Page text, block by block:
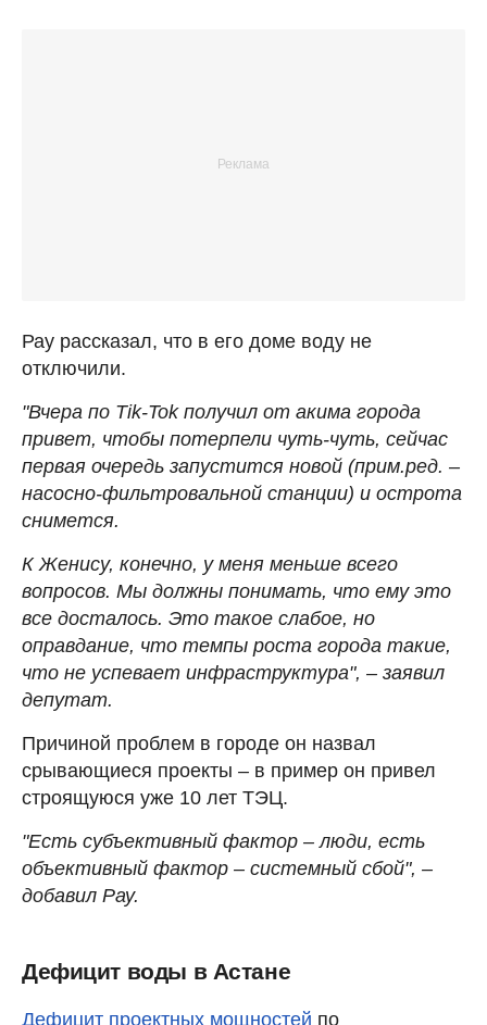
Рау рассказал, что в его доме воду не
отключили.
"Вчера по Tik-Tok получил от акима города
привет, чтобы потерпели чуть-чуть, сейчас
первая очередь запустится новой (прим.ред. –
насосно-фильтровальной станции) и острота
снимется.
К Женису, конечно, у меня меньше всего
вопросов. Мы должны понимать, что ему это
все досталось. Это такое слабое, но
оправдание, что темпы роста города такие,
что не успевает инфраструктура", – заявил
депутат.
Причиной проблем в городе он назвал
срывающиеся проекты – в пример он привел
строящуюся уже 10 лет ТЭЦ.
"Есть субъективный фактор – люди, есть
объективный фактор – системный сбой", –
добавил Рау.
Дефицит воды в Астане
Дефицит проектных мощностей по